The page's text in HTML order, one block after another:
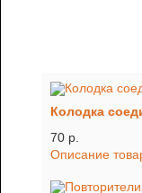
Колодка
70 p.
Описание